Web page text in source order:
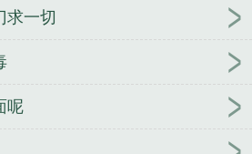
求一切
呢